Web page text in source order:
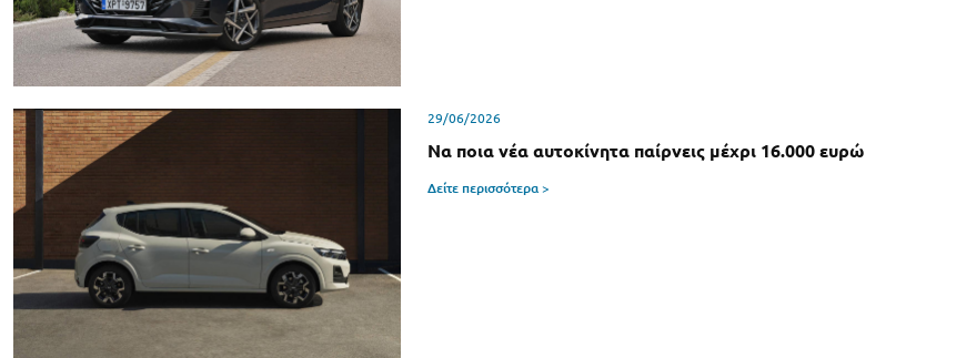
29/06/2026
Να ποια νέα αυτοκίνητα παίρνεις μέχρι 16.000 ευρώ
Δείτε περισσότερα >